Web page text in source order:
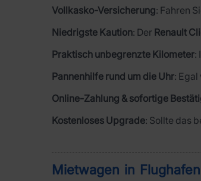
Vollkasko-Versicherung: Fahren
Niedrigste Kaution: Der Renault
Praktisch unbegrenzte Kilometer:
Pannenhilfe rund um die Uhr:
Online-Zahlung & sofortige
Kostenloses Upgrade: Sollte das
Mietwagen in